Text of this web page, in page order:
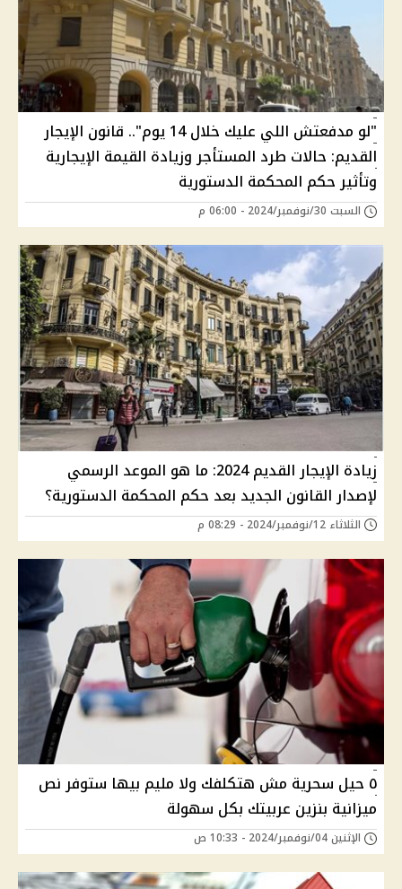
"لو مدفعتش اللي عليك خلال 14 يوم".. قانون الإيجار
القديم: حالات طرد المستأجر وزيادة القيمة الإيجارية
وتأثير حكم المحكمة الدستورية
السبت 30/نوفمبر/2024 - 06:00 م
زيادة الإيجار القديم 2024: ما هو الموعد الرسمي
لإصدار القانون الجديد بعد حكم المحكمة الدستورية؟
الثلاثاء 12/نوفمبر/2024 - 08:29 م
٥ حيل سحرية مش هتكلفك ولا مليم بيها ستوفر نص
ميزانية بنزين عربيتك بكل سهولة
الإثنين 04/نوفمبر/2024 - 10:33 ص